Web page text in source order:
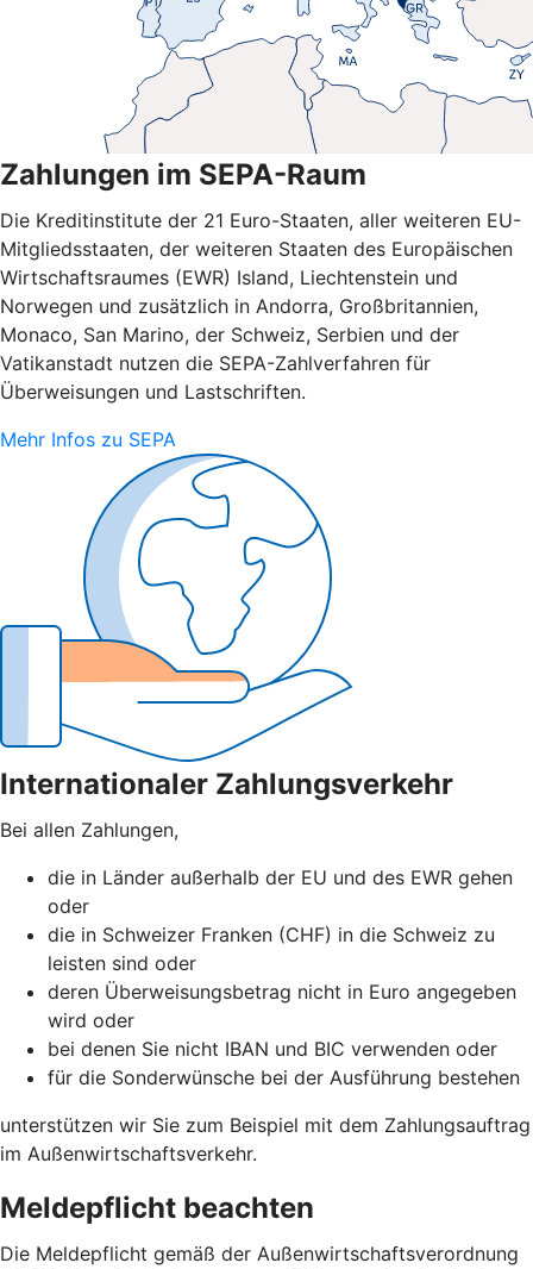
Zahlungen im SEPA-Raum
Die Kreditinstitute der 21 Euro-Staaten, aller weiteren EU-
Mitgliedsstaaten, der weiteren Staaten des Europäischen
Wirtschaftsraumes (EWR) Island, Liechtenstein und
Norwegen und zusätzlich in Andorra, Großbritannien,
Monaco, San Marino, der Schweiz, Serbien und der
Vatikanstadt nutzen die SEPA-Zahlverfahren für
Überweisungen und Lastschriften.
Mehr Infos zu SEPA
Internationaler Zahlungsverkehr
Bei allen Zahlungen,
die in Länder außerhalb der EU und des EWR gehen
oder
die in Schweizer Franken (CHF) in die Schweiz zu
leisten sind oder
deren Überweisungsbetrag nicht in Euro angegeben
wird oder
bei denen Sie nicht IBAN und BIC verwenden oder
für die Sonderwünsche bei der Ausführung bestehen
unterstützen wir Sie zum Beispiel mit dem Zahlungsauftrag
im Außenwirtschaftsverkehr.
Meldepflicht beachten
Die Meldepflicht gemäß der Außenwirtschaftsverordnung